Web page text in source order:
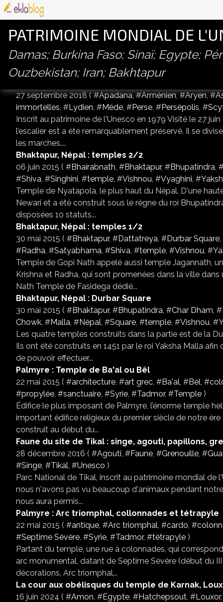
PATRIMOINE MONDIAL DE
Damas; Burkina Faso; Sinaï; Egypte;
Ouzbekistan; Iran; Bakhtapur
Top articles
27 septembre 2018 ( #Apadana, #Arménien, #Aryen, #
immortelles, #Lydien, #Mède, #Perse, #Persépolis, #
Inscrit au patrimoine de l'Unesco en 1979 Visité le 27
l’escalier est a été remarquablement préservé. Il se
les marches....
Bhaktapur, Népal : temples 2/2
06 juin 2015 ( #Bhairabnath, #Bhaktapur, #Bhupatindra,
#Shiva, #Singhini, #temple, #Vishnou, #Vyaghini, #
Temple de Nyatapola, le plus haut du Népal. D'une
Newari et a été construit sous le règne du roi
disposées 10 statuts...
Bhaktapur, Népal : temples 1/2
30 mai 2015 ( #Bhaktapur, #Dattatreya, #Durbar Square
#Radha, #Satyabhama, #Shiva, #temple, #Vishnou, #
Temple de Gopi Nath appelé aussi temple Jagannath,
Krishna et Radha, qui sont promenées dans la ville
Nath Temple de Fasidega dédié...
Bhaktapur, Népal : Durbar Square
30 mai 2015 ( #Bhaktapur, #Bhupatindra, #Char Dham, #
Chowk, #Malla, #Népal, #Square, #temple, #Vishnou, #
Les quatre temples construits dans la partie est de la
Ils ont été construits en 1451 par le roi Yaksha Malla
de pouvoir effectuer...
Palmyre : Temple de Ba'al ou Bêl
22 mai 2015 ( #architecture, #art grec, #Ba'al, #Bel, #
#propylée, #sanctuaire, #Syrie, #Tadmor, #Temple )
Édifice le plus imposant de Palmyre, l’énorme temple
important édifice religieux du premier siècle de notre
construit au début du...
Faune du site de Tikal : singe, agouti, papillons,
28 décembre 2016 ( #Agouti, #Faune, #Grenouille, #
#Singe, #Tikal, #Unesco )
Parc National de Tikal, inscrit au patrimoine mondial de
nous n'avons pas vu beaucoup d'animaux pendant
nous aura permis...
Palmyre : Arc triomphal, collonnades et tétrapyle
22 mai 2015 ( #antique, #Arc triomphal, #cardo, #
#Septime Sévère, #Syrie, #Tadmor, #tétrapyle )
Partant du temple, une rue à colonnades, qui
arc monumental, datant de Septime Sévère (début du
décorations. Arc triomphal...
La cour aux obélisques du temple de Karnak,
16 juin 2024 ( #Amon, #Egypte, #Hatchepsout, #Louxor